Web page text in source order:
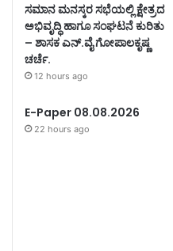
ಸಮಾನ ಮನಸ್ಕರ ಸಭೆಯಲ್ಲಿ ಕ್ಷೇತ್ರದ
ಅಭಿವೃದ್ಧಿ ಹಾಗೂ ಸಂಘಟನೆ ಕುರಿತು
– ಶಾಸಕ ಎನ್.ವೈ ಗೋಪಾಲಕೃಷ್ಣ
ಚರ್ಚೆ.
12 hours ago
E-Paper 08.08.2026
22 hours ago